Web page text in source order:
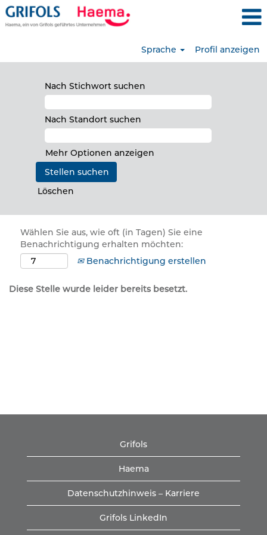
Sprache Profil anzeigen
Nach Stichwort suchen
Nach Standort suchen
Mehr Optionen anzeigen
Löschen
Wählen Sie aus, wie oft (in Tagen) Sie eine
Benachrichtigung erhalten möchten:
Benachrichtigung erstellen
Diese Stelle wurde leider bereits besetzt.
Grifols
Haema
Datenschutzhinweis – Karriere
Grifols LinkedIn